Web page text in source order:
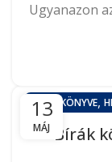
Ugyanazon
13
MÁJ
BÍRÁK KÖNYVE,
Bírák